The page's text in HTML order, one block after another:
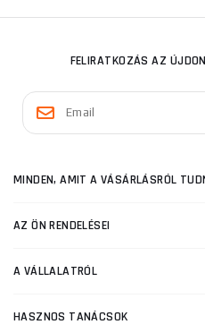
FELIRATKOZÁS AZ
MINDEN, AMIT A VÁSÁRLÁSRÓL
AZ ÖN RENDELÉSEI
A VÁLLALATRÓL
HASZNOS TANÁCSOK